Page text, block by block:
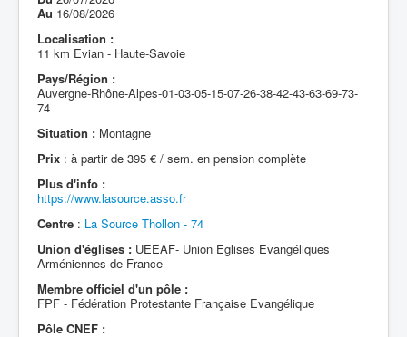
Au 16/08/2026
Localisation :
11 km Evian - Haute-Savoie
Pays/Région :
Auvergne-Rhône-Alpes-01-03-05-15-07-26-38-42-43-63-69-73-
74
Situation : Montagne
Prix : à partir de 395 € / sem. en pension complète
Plus d'info :
https://www.lasource.asso.fr
Centre : La Source Thollon - 74
Union d'églises : UEEAF- Union Eglises Evangéliques
Arméniennes de France
Membre officiel d'un pôle :
FPF - Fédération Protestante Française Evangélique
Pôle CNEF :